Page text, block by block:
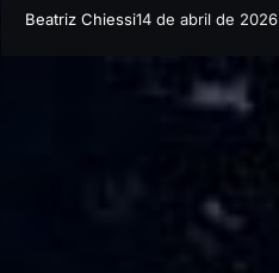
Beatriz Chiessi14 de abril de 2026